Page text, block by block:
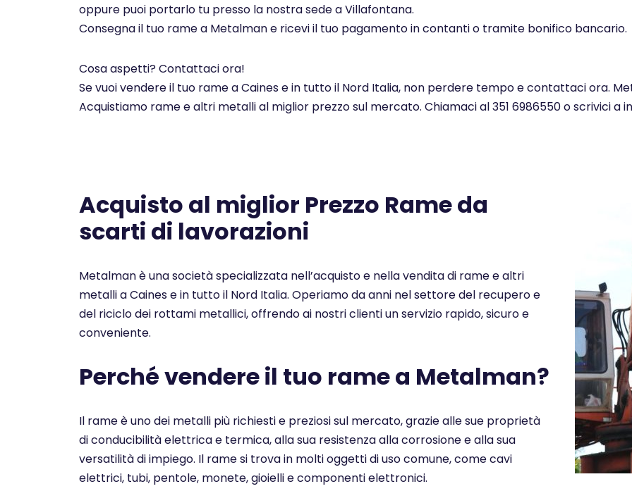
oppure puoi portarlo tu presso la nostra sede a Villafontana.
Consegna il tuo rame a Metalman e ricevi il tuo pagamento in contanti o tramite bonifico bancario.
Cosa aspetti? Contattaci ora!
Se vuoi vendere il tuo rame a Caines e in tutto il Nord Italia, non perdere tempo e contattaci ora.
Acquistiamo rame e altri metalli al miglior prezzo sul mercato. Chiamaci al 351 6986550 o scrivici
Acquisto al miglior Prezzo Rame da
scarti di lavorazioni
Metalman è una società specializzata nell’acquisto e nella vendita di rame e altri
metalli a Caines e in tutto il Nord Italia. Operiamo da anni nel settore del recupero e
del riciclo dei rottami metallici, offrendo ai nostri clienti un servizio rapido, sicuro e
conveniente.
Perché vendere il tuo rame a Metalman?
Il rame è uno dei metalli più richiesti e preziosi sul mercato, grazie alle sue proprietà
di conducibilità elettrica e termica, alla sua resistenza alla corrosione e alla sua
versatilità di impiego. Il rame si trova in molti oggetti di uso comune, come cavi
elettrici, tubi, pentole, monete, gioielli e componenti elettronici.